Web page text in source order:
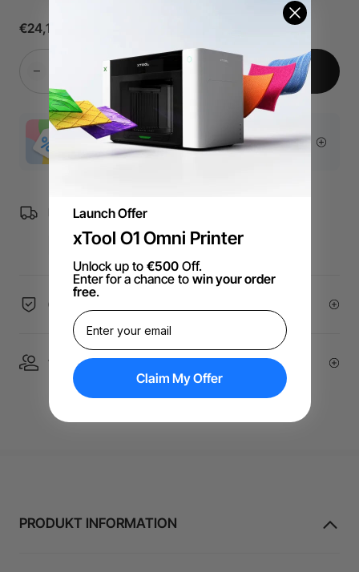
€24,19
Notify Me
More Exclusive Offers
Free Shipping over €99 for EU orders.
60-Day Price Guarantee
1 On 1 Expert Service | Email Support
PRODUKT INFORMATION
Launch Offer
xTool O1 Omni Printer
Unlock up to €500Off.
Enter for a chance to win your order
free.
Claim My Offer